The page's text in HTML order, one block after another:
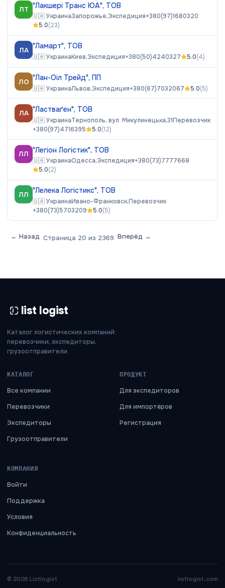
ЛТ "Лакшері Транс ЮА", ТОВ
🇺🇦УкраинаЗапорожье,Экспедиция+380(97)1680320
5.0(23)
ЛА "Ламарт", ТОВ
🇺🇦УкраинаКиев,Экспедиция+380(50)4240327 5.0(4)
ЛО "Лан-Оіл Трейд", ПП
🇺🇦УкраинаЛьвов,Экспедиция+380(67)7032067 5.0(5)
ЛА "Ластваґен", ТОВ
🇺🇦УкраинаТернополь, вул. Микулинецька,31Перевозчик
+380(97)4716395
5.0(12)
ЛЛ "Легіон Логістик", ТОВ
🇺🇦УкраинаОдесса,Экспедиция+380(73)7777668
5.0(2)
ЛЛ "Лелека Логістикс", ТОВ
🇺🇦УкраинаИвано-Франковск,Перевозчик
+380(73)5703209
5.0(5)
← Назад Страница 20 из 2369 Вперёд →
list logist
Каталог логистических компаний:
перевозчики, экспедиторы,
грузоотправители.
КАТАЛОГ
Все компании
Перевозчики
Экспедиторы
Грузоотправители
ПРОДУКТ
Для экспедиторов
Для импортёров
Регистрация
КОМПАНИЯ
Войти
Поддержка
Условия
Конфиденциальность
© 2026 Listlogist listlogist.com